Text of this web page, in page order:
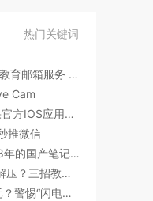
热门关键词
学生党必看！免费获取edu教育邮箱服务 享受教育折扣与学术工具
Cam
免越狱且免费的安装非苹果官方IOS应用的工具
推微信
国产替代｜一款坚持更新28年的国产笔记软件
Mac下载zip文件老是自动解压？三招教你关掉这讨厌的功能
扫码解锁小红车被扣29.9元？警惕“闪电拍剪”自动续费陷阱！